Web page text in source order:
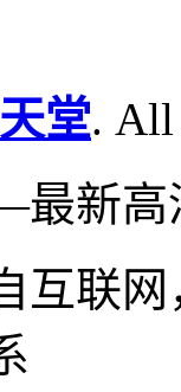
堂. All
新高
互联